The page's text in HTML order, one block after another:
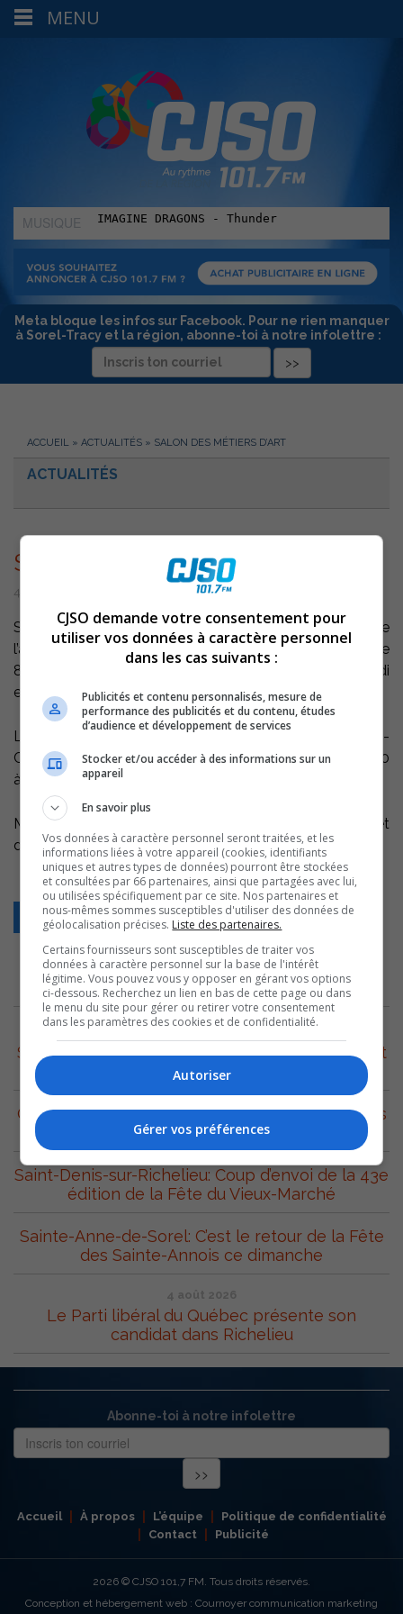
MUSIQUE
:
Meta bloque les infos sur Facebook. Pour ne rien manquer
à Sorel-Tracy et la région, abonne-toi à notre infolettre :
ACCUEIL » ACTUALITÉS » SALON DES MÉTIERS D’ART
ACTUALITÉS
Salon des métiers d’art
4 novembre 2003 | Par Équipe CJSO
Saint-Ours – C’est sous la présidence d’honneur de
l’auteure et médecin, Vania Jimenez que se déroulera le
8ième Salon des métiers d’art de Saint-Ours, ce samedi
et dimanche, en présence d’une trentaine d’exposants.
L’événement se déroulera au 2636, rue Immaculée-
Conception, à Saint-Ours, de 10 à 18h. le samedi et de 10
à 17h. le dimanche.
Mme Jimenez sera au Salon, ce samedi de 14 à 16h. et
dimanche de 10h. à midi.
Retour
ARCHIVES
Sorel-Tracy: Changement important pour l’achat
des cahiers d’exercices au secondaire
Contrecoeur: Retour des Virées du fleuve et des
navettes fluviales ce week-end
Saint-Denis-sur-Richelieu: Coup d’envoi de la 43e
édition de la Fête du Vieux-Marché
Sainte-Anne-de-Sorel: C’est le retour de la Fête
des Sainte-Annois ce dimanche
4 août 2026
Le Parti libéral du Québec présente son
candidat dans Richelieu
Abonne-toi à notre infolettre
Accueil À propos L’équipe
Politique de confidentialité
Contact
Publicité
2026 © CJSO 101,7 FM. Tous droits réservés.
Conception et hébergement web : Cournoyer communication marketing
MENU
CJSO demande votre consentement pour
utiliser vos données à caractère personnel
dans les cas suivants :
Publicités et contenu personnalisés, mesure de
performance des publicités et du contenu, études
d’audience et développement de services
Stocker et/ou accéder à des informations sur un
appareil
En savoir plus
Vos données à caractère personnel seront traitées, et les
informations liées à votre appareil (cookies, identifiants
uniques et autres types de données) pourront être stockées
et consultées par 66 partenaires, ainsi que partagées avec lui,
ou utilisées spécifiquement par ce site. Nos partenaires et
nous-mêmes sommes susceptibles d'utiliser des données de
géolocalisation précises. Liste des partenaires.
Certains fournisseurs sont susceptibles de traiter vos
données à caractère personnel sur la base de l'intérêt
légitime. Vous pouvez vous y opposer en gérant vos options
ci-dessous. Recherchez un lien en bas de cette page ou dans
le menu du site pour gérer ou retirer votre consentement
dans les paramètres des cookies et de confidentialité.
Autoriser
Gérer vos préférences